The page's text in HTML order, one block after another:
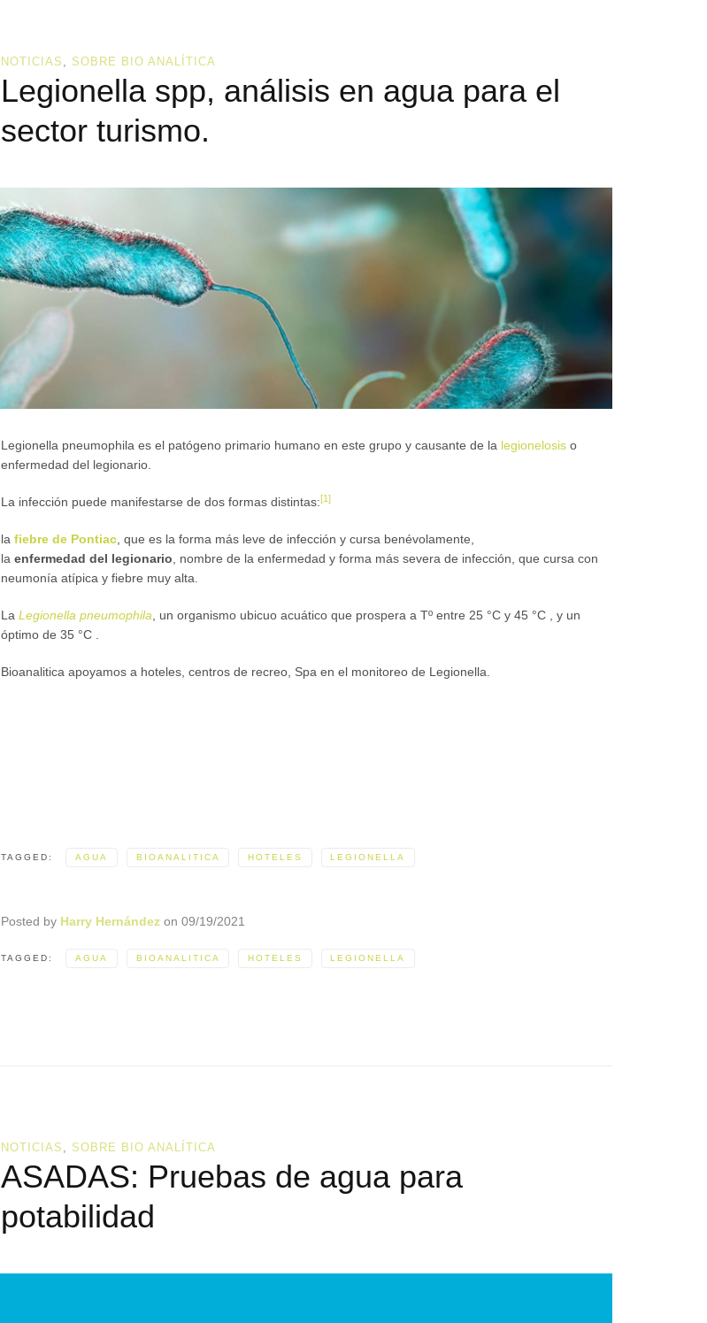
NOTICIAS SOBRE BIO ANALÍTICA
Legionella spp, análisis en agua para el
sector turismo.
Legionella pneumophila es el patógeno primario humano en este grupo y causante de la legionelosiso
enfermedad del legionario.
La infección puede manifestarse de dos formas distintas:[1]
la fiebre de Pontiac, que es la forma más leve de infección y cursa benévolamente,
la enfermedad del legionario , nombre de la enfermedad y forma más severa de infección, que cursa con
neumonía atípica y fiebre muy alta.
La Legionella pneumophila , un organismo ubicuo acuático que prospera a Tº entre 25 °C y 45 °C , y un
óptimo de 35 °C .
Bioanalitica apoyamos a hoteles, centros de recreo, Spa en el monitoreo de Legionella.
TAGGED: AGUA BIOANALITICA HOTELES LEGIONELLA
Posted by Harry Hernández on 09/19/2021
TAGGED: AGUA BIOANALITICA HOTELES LEGIONELLA
NOTICIAS SOBRE BIO ANALÍTICA
ASADAS: Pruebas de agua para
potabilidad